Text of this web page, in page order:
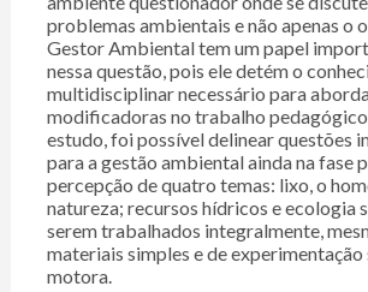
problemas ambientais e não apenas o
Gestor Ambiental tem um papel
nessa questão, pois ele detém o
multidisciplinar necessário para
modificadoras no trabalho
estudo, foi possível delinear questões
para a gestão ambiental ainda na fase
percepção de quatro temas: lixo, o
natureza; recursos hídricos e ecologia
serem trabalhados integralmente,
materiais simples e de experimentação
motora.